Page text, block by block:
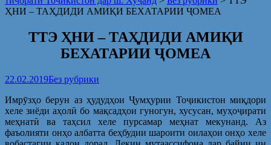
ҲНИ – ТАҲДИДИ АМИҚИ БЕХАТАРИИ ҶОМЕА
ТТЭ ҲНИ – ТАҲДИДИ АМИҚИ
БЕХАТАРИИ ҶОМЕА
22.02.2019Без рубрики
Имрӯзҳо берун аз ҳудудҳои Ҷумҳурии Тоҷикистон миқдори
хеле зиёди аҳолӣ бо мақсадҳои гуногун, хусусан, муҳоҷирати
меҳнатӣ ва таҳсил хеле пурсамар меҳнат мекунанд. Аз
фаъолияти онҳо албатта беҳбудии шароити оилаҳои онҳо хеле